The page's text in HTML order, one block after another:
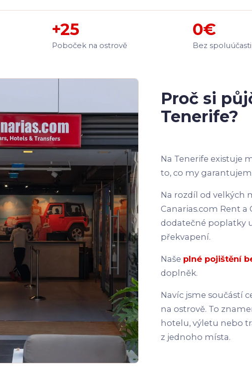
+25
Poboček na ostrově
0€
Bez spoluúčasti
Proč si
Tenerife?
Na Tenerife existuje
to, co my
Na rozdíl od velkých
Canarias.com Rent a
dodatečné poplatky
překvapení.
Naše plné pojištění
doplněk.
Navíc jsme součástí
na ostrově. To
hotelu, výletu nebo
z jednoho místa.